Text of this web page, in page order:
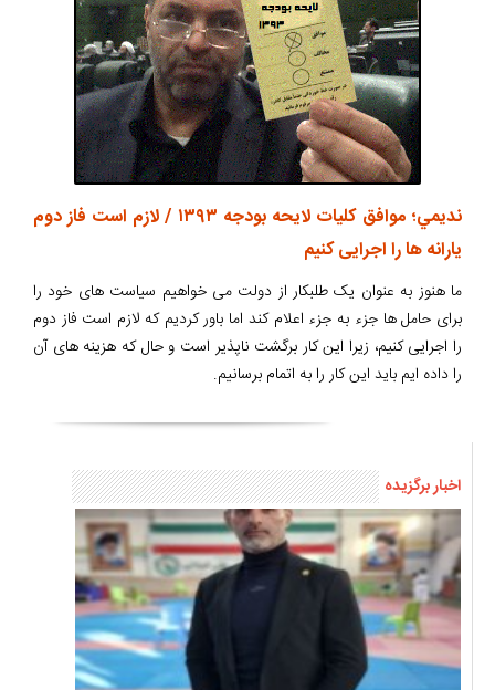
نديمي؛ موافق کليات لايحه بودجه ۱۳۹۳ / لازم است فاز دوم
یارانه ها را اجرایی کنیم
ما هنوز به عنوان یک طلبکار از دولت می خواهیم سیاست های خود را
برای حامل ها جزء به جزء اعلام کند اما باور کردیم که لازم است فاز دوم
را اجرایی کنیم، زیرا این کار برگشت ناپذیر است و حال که هزینه های آن
را داده ایم باید این کار را به اتمام برسانیم.
اخبار برگزیده